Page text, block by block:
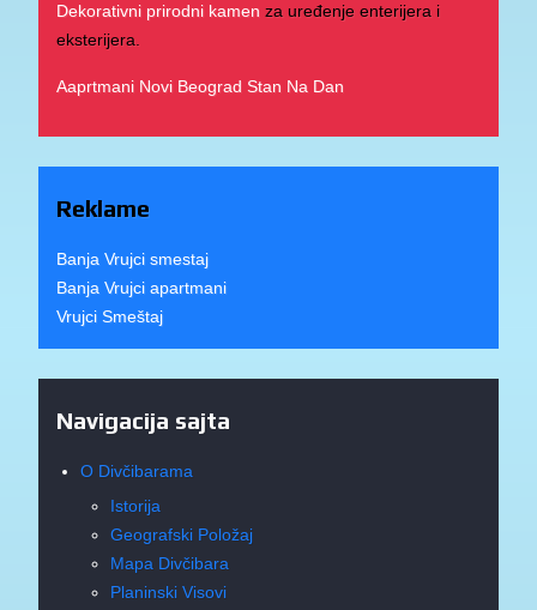
Dekorativni prirodni kamen za uređenje enterijera i
eksterijera.
Aaprtmani Novi Beograd Stan Na Dan
Reklame
Banja Vrujci smestaj
Banja Vrujci apartmani
Vrujci Smeštaj
Navigacija sajta
O Divčibarama
Istorija
Geografski Položaj
Mapa Divčibara
Planinski Visovi